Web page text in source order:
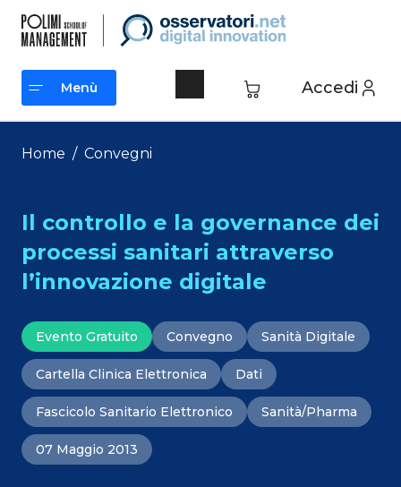
contenuto
Accedi
Menù
Menù
Home / Convegni
Il controllo e la governance dei
processi sanitari attraverso
l’innovazione digitale
Evento Gratuito Convegno Sanità Digitale
Cartella Clinica Elettronica Dati
Fascicolo Sanitario Elettronico Sanità/Pharma
07 Maggio 2013